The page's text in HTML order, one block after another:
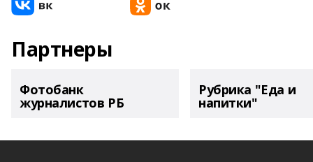
Партнеры
Фотобанк
журналистов РБ
Рубрика "Еда и
напитки"